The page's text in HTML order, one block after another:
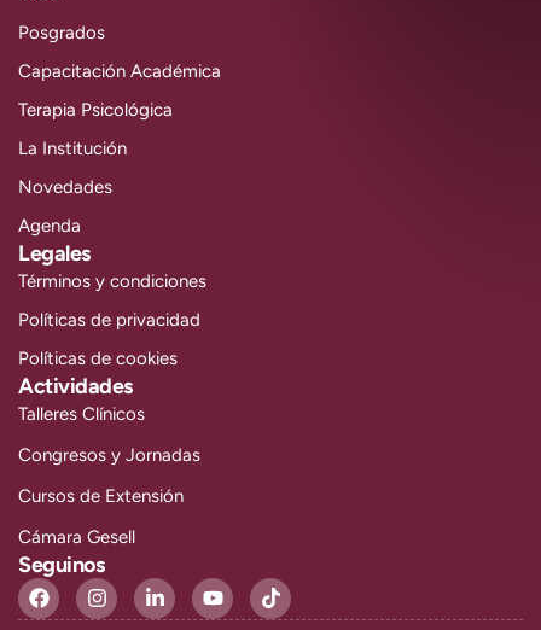
Posgrados
Capacitación Académica
Terapia Psicológica
La Institución
Novedades
Agenda
Legales
Términos y condiciones
Políticas de privacidad
Políticas de cookies
Actividades
Talleres Clínicos
Congresos y Jornadas
Cursos de Extensión
Cámara Gesell
Seguinos